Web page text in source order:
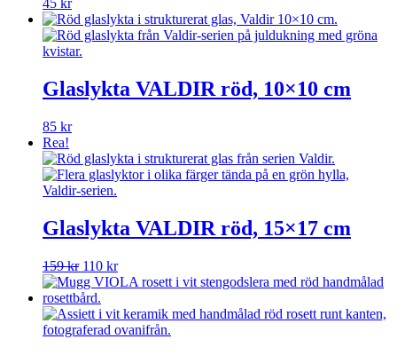
45 kr
Glaslykta VALDIR röd, 10×10 cm
85 kr
Rea!
Glaslykta VALDIR röd, 15×17 cm
159kr Det
ursprungliga
priset
var:
159 kr.
110 krDet
nuvarande
är:
110 kr.